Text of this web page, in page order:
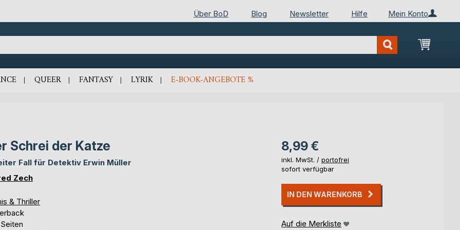
Mein Konto
Über BoD Blog Newsletter Hilfe
Mein
QUEER FANTASY LYRIK E-BOOK-ANGEBOTE %
Schrei der Katze
Fall für Detektiv Erwin Müller
Zech
& Thriller
8,99 €
inkl. MwSt. / portofrei
sofort verfügbar
IN DEN WARENKORB
Auf die Merkliste